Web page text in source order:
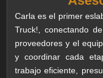
Carla es el primer
Truck!, conectando
proveedores y el
y coordinar cada
trabajo eficiente,